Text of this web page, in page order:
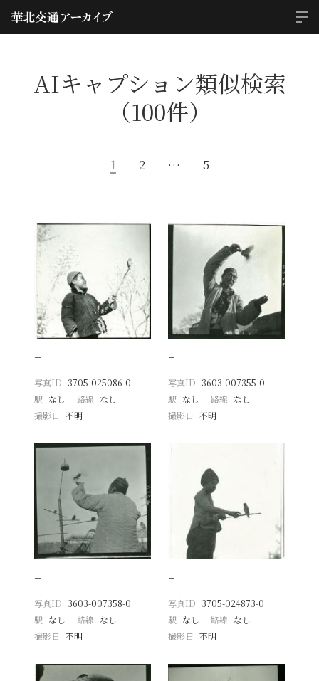
AIキャプション類似検索
（100件）
1 2 … 5
−
写真ID 3705-025086-0
駅 なし 路線 なし
撮影日
不明
−
写真ID 3603-007355-0
駅 なし 路線 なし
撮影日 不明
−
写真ID 3603-007358-0
駅 なし 路線 なし
撮影日
不明
−
写真ID 3705-024873-0
駅 なし 路線 なし
撮影日 不明